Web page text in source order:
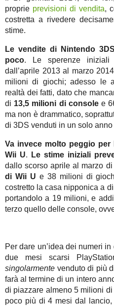
proprie previsioni di vendita,
costretta a rivedere
stime.
Le vendite di Nintendo
poco. Le sperenze iniziali
dall’aprile 2013 al marzo
milioni di giochi; adesso le
realtà dei fatti, dato che
di 13,5 milioni di consolee
ma non è drammatico,
di 3DS venduti in un solo
Va invece molto peggio per
Wii U. Le stime iniziali
dallo scorso aprile al marzo di
di Wii U e 38 milioni di
costretto la casa nipponica a
portandolo a 19 milioni, e
terzo quello delle console,
Per dare un’idea dei numeri
due mesi scarsi
singolarmente venduto di più
farà al termine di un intero
di piazzare almeno 5 milioni
poco più di 4 mesi dal